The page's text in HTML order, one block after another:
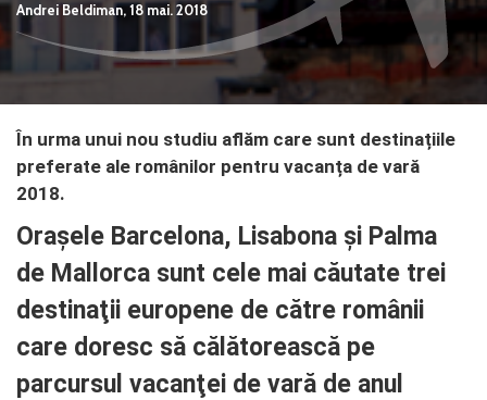
Andrei Beldiman,18 mai. 2018
În urma unui nou studiu aflăm care sunt destinațiile
preferate ale românilor pentru vacanța de vară
2018.
Oraşele Barcelona, Lisabona şi Palma
de Mallorca sunt cele mai căutate trei
destinaţii europene de către românii
care doresc să călătorească pe
parcursul vacanţei de vară de anul